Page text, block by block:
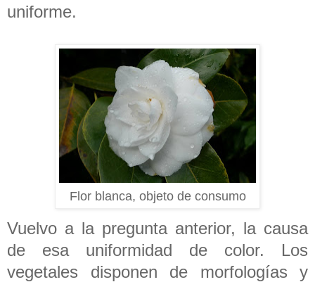
uniforme.
Flor blanca, objeto de consumo
Vuelvo a la pregunta anterior, la causa
de esa uniformidad de color. Los
vegetales disponen de morfologías y